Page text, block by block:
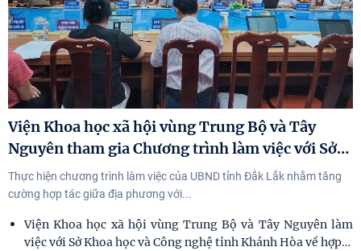
Viện Khoa học xã hội vùng Trung Bộ và Tây
Nguyên tham gia Chương trình làm việc với Sở…
Thực hiện chương trình làm việc của UBND tỉnh Đắk Lắk nhằm tăng
cường hợp tác giữa địa phương với...
Viện Khoa học xã hội vùng Trung Bộ và Tây Nguyên làm
việc với Sở Khoa học và Công nghệ tỉnh Khánh Hòa về hợp…